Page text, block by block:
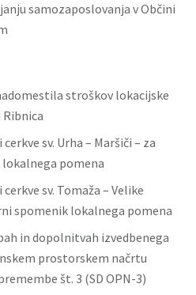
samozaposlovanja v Občini
stroškov lokacijske
sv. Urha – Maršiči – za
pomena
sv. Tomaža – Velike
spomenik lokalnega pomena
in dopolnitvah izvedbenega
prostorskem načrtu
št. 3 (SD OPN-3)